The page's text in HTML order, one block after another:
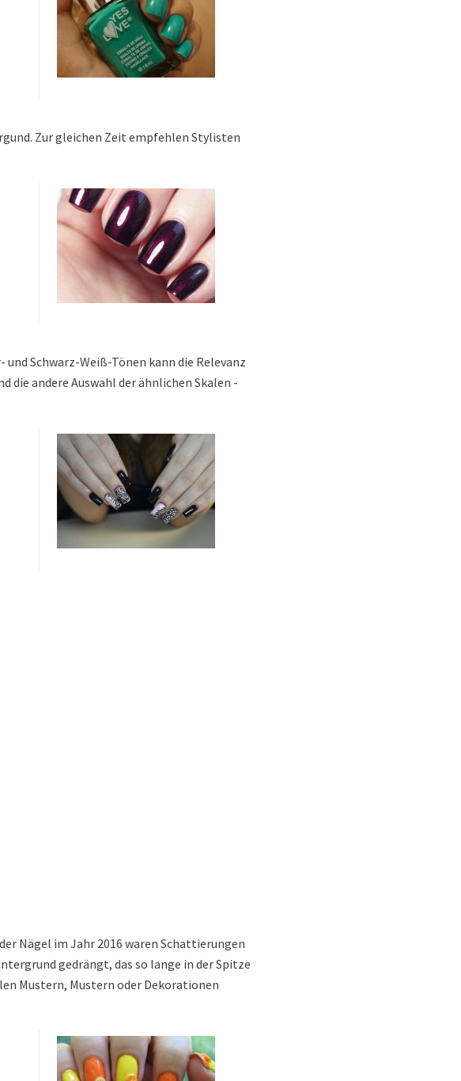
Zur gleichen Zeit empfehlen Stylisten
Schwarz-Weiß-Tönen kann die Relevanz
die andere Auswahl der ähnlichen Skalen -
Nägel im Jahr 2016 waren Schattierungen
gedrängt, das so lange in der Spitze
Mustern, Mustern oder Dekorationen